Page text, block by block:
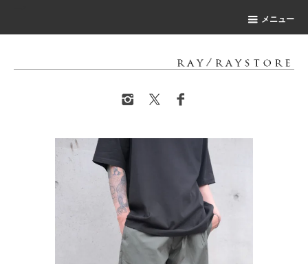
メニュー